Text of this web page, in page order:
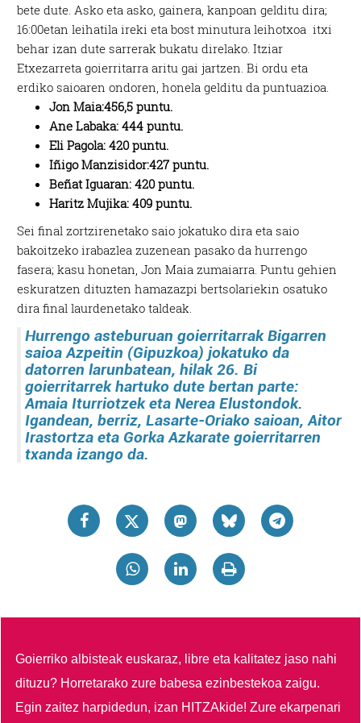
bete dute. Asko eta asko, gainera, kanpoan gelditu dira;
16:00etan leihatila ireki eta bost minutura leihotxoa itxi
behar izan dute sarrerak bukatu direlako. Itziar
Etxezarreta goierritarra aritu gai jartzen. Bi ordu eta
erdiko saioaren ondoren, honela gelditu da puntuazioa.
Jon Maia:456,5 puntu.
Ane Labaka: 444 puntu.
Eli Pagola: 420 puntu.
Iñigo Manzisidor:427 puntu.
Beñat Iguaran: 420 puntu.
Haritz Mujika: 409 puntu.
Sei final zortzirenetako saio jokatuko dira eta saio
bakoitzeko irabazlea zuzenean pasako da hurrengo
fasera; kasu honetan, Jon Maia zumaiarra. Puntu gehien
eskuratzen dituzten hamazazpi bertsolariekin osatuko
dira final laurdenetako taldeak.
Hurrengo asteburuan goierritarrakBigarren
saioa Azpeitin (Gipuzkoa) jokatuko da
datorren larunbatean, hilak 26. Bi
goierritarrek hartuko dute bertan parte:
Amaia Iturriotzek eta Nerea Elustondok.
Igandean, berriz, Lasarte-Oriako saioan, Aitor
Irastortza eta Gorka Azkarate goierritarren
txanda izango da.
Goierriko albisteak euskaraz, libre eta kalitatez jaso nahi
dituzu? Horretarako zure babesa ezinbestekoa zaigu.
Egin zaitez harpidedun, izan HITZAkide!Zure ekarpenari